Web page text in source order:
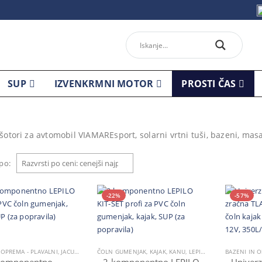
SUP IZVENKRMNI MOTOR PROSTI ČAS
za avtomobil VIAMAREsport, solarni vrtni tuši, bazeni,
BAZENI IN OPREMA - PLAVALNI, JACUZZI SPA MASAŽNI BAZEN , ČOLN GUMENJAK,IZBRANO,KAJAK,
-22%
ČOLN GUMENJAK, KAJAK, KANU, LEPILA ZA POPRAVILO ,
-57%